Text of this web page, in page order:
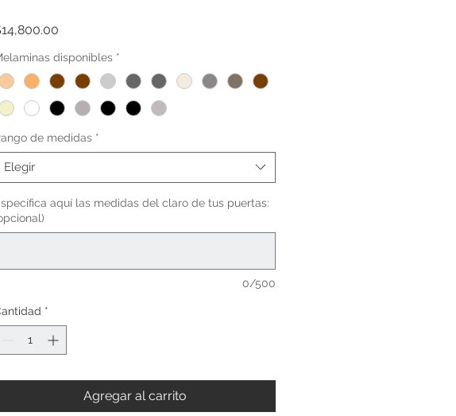
disponibles *
de medidas *
Elegir
aquí las medidas del claro de tus puertas:
0/500
*
Agregar al carrito